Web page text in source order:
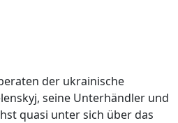
der ukrainische
seine Unterhändler und
quasi unter sich über das